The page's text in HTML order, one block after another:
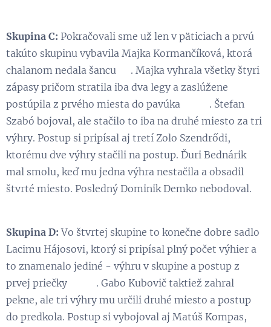
Skupina C: Pokračovali sme už len v päticiach a prvú
takúto skupinu vybavila Majka Kormančíková, ktorá
chalanom nedala šancu 😁. Majka vyhrala všetky štyri
zápasy pričom stratila iba dva legy a zaslúžene
postúpila z prvého miesta do pavúka 👏 😃. Štefan
Szabó bojoval, ale stačilo to iba na druhé miesto za tri
výhry. Postup si pripísal aj tretí Zolo Szendrődi,
ktorému dve výhry stačili na postup. Ďuri Bednárik
mal smolu, keď mu jedna výhra nestačila a obsadil
štvrté miesto. Posledný Dominik Demko nebodoval.
Skupina D:Vo štvrtej skupine to konečne dobre sadlo
Lacimu Hájosovi, ktorý si pripísal plný počet výhier a
to znamenalo jediné - výhru v skupine a postup z
prvej priečky 👏 💪. Gabo Kubovič taktiež zahral
pekne, ale tri výhry mu určili druhé miesto a postup
do predkola. Postup si vybojoval aj Matúš Kompas,